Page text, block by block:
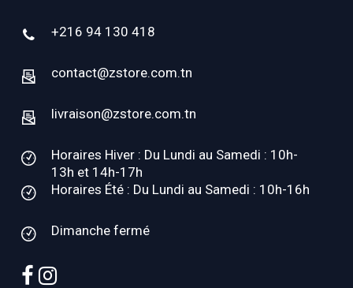
+216 94 130 418
contact@zstore.com.tn
livraison@zstore.com.tn
Horaires Hiver : Du Lundi au Samedi : 10h-
13h et 14h-17h
Horaires Été : Du Lundi au Samedi : 10h-16h
Dimanche fermé
facebook
instagram